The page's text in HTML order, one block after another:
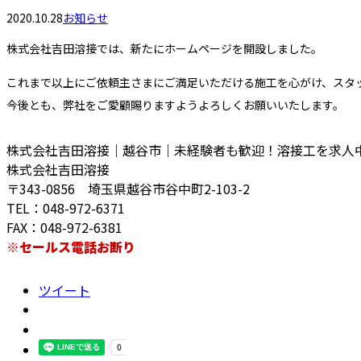
2020.10.28お知らせ
株式会社吉田溶接では、新たにホームページを開設しました。
これまで以上にご依頼主さまにご満足いただける施工を心がけ、スタ
今後とも、弊社をご愛顧賜りますようよろしくお願いいたします。
株式会社吉田溶接｜越谷市｜未経験者も歓迎！溶接工を求人
株式会社吉田溶接
〒343-0856 埼玉県越谷市谷中町2-103-2
TEL：048-972-6371
FAX：048-972-6381
※セールス電話お断り
ツイート